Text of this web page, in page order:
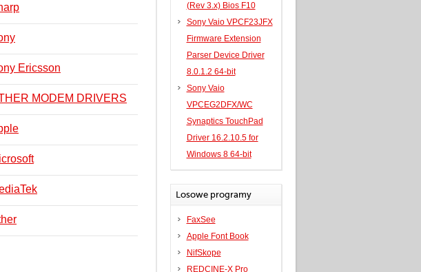
Ericsson
MODEM DRIVERS
(Rev 3.x) Bios F10
Sony Vaio VPCF23JFX
Firmware Extension
Parser Device Driver
8.0.1.2 64-bit
Sony Vaio
VPCEG2DFX/WC
Synaptics TouchPad
Driver 16.2.10.5 for
Windows 8 64-bit
Losowe programy
FaxSee
Apple Font Book
NifSkope
REDCINE-X Pro